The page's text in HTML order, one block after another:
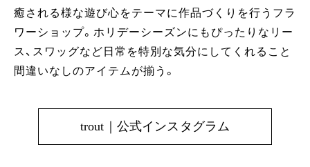
癒される様な遊び心をテーマに作品づくりを行うフラ
ワーショップ。ホリデーシーズンにもぴったりなリー
ス、スワッグなど日常を特別な気分にしてくれること
間違いなしのアイテムが揃う。
trout｜公式インスタグラム